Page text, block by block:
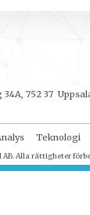
752 37
Teknologi
Alla rättigheter